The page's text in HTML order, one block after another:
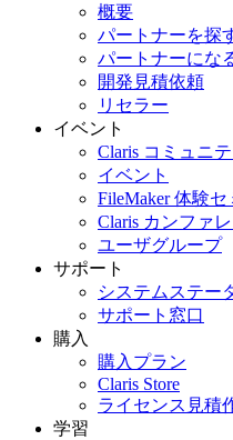
概要
パートナーを探
パートナーにな
開発見積依頼
リセラー
イベント
Claris コミュニテ
イベント
FileMaker 体験セ
Claris カンファ
ユーザグループ
サポート
システムステー
サポート窓口
購入
購入プラン
Claris Store
ライセンス見積
学習